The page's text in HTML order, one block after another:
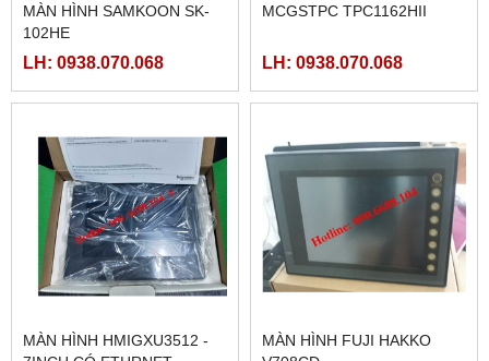
MÀN HÌNH SAMKOON SK-
102HE
LH: 0938.070.068
MCGSTPC TPC1162HII
LH: 0938.070.068
MÀN HÌNH HMIGXU3512 -
MÀN HÌNH FUJI HAKKO